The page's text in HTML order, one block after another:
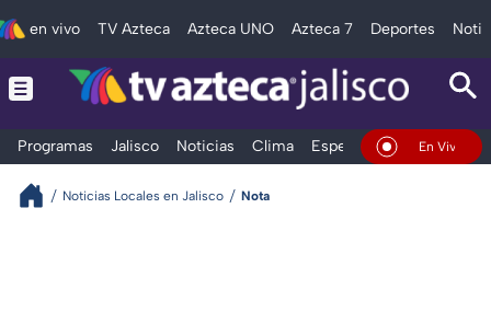
en vivo TV Azteca Azteca UNO Azteca 7 Deportes
Programas Jalisco Noticias Clima Espectáculos Deportes
En Vivo
Noticias Locales en Jalisco Nota